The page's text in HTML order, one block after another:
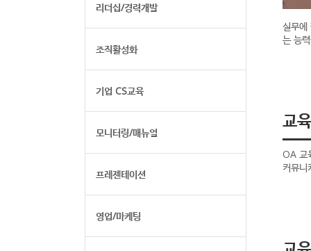
리더십/경력개발
조직활성화
기업 CS교육
모니터링/매뉴얼
프레젠테이션
영업/마케팅
실무에
는 능
교
OA 교
커뮤